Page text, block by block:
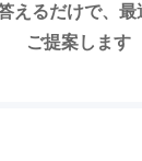
えるだけで、最
ご提案します